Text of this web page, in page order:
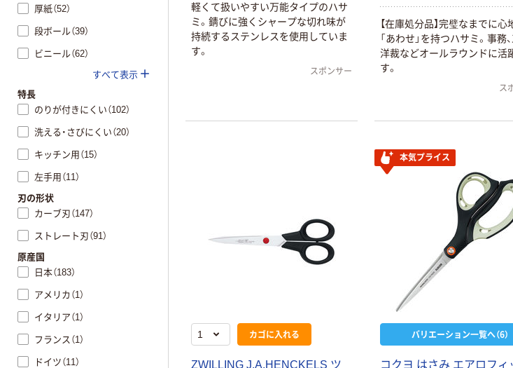
軽くて扱いやすい万能タイプのハサ
ミ。錆びに強くシャープな切れ味が
持続するステンレスを使用していま
す。
スポンサー
【在庫処分品】完璧なまでに心
「あわせ」を持つハサミ。事務、
洋裁などオールラウンドに活
す。
ス
カゴに入れる
ZWILLING J.A.HENCKELS ツ
本気プライス
バリエーション一覧へ（6）
コクヨ はさみ エアロフィ
厚紙（52）
段ボール（39）
ビニール（62）
すべて表示
特長
のりが付きにくい（102）
洗える・さびにくい（20）
キッチン用（15）
左手用（11）
刃の形状
カーブ刃（147）
ストレート刃（91）
原産国
日本（183）
アメリカ（1）
イタリア（1）
フランス（1）
ドイツ（11）